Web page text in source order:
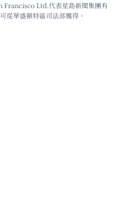
Francisco Ltd.代表星島新聞集團有
從華盛頓特區司法部獲得。